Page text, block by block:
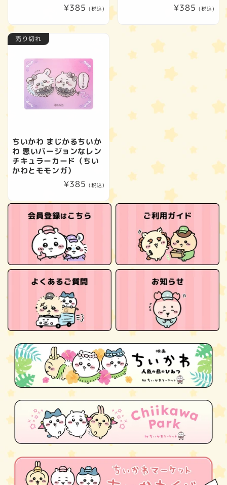
通
価
¥385 (税込)
通
¥385 (税込)
売り切れ
ちいかわ まじかるちいか
わ 悪いバージョンなレン
チキュラーカード（ちい
かわとモモンガ）
通
格
¥385 (税込)